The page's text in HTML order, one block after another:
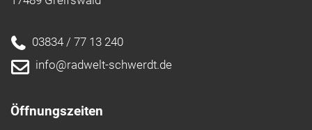
Rahmengröße: M
Rahmenmaterial: Aluminium
Gangschaltung: Shimano Nexus, 8fach
Getriebenabe
03834 / 77 13 240
info@radwelt-schwerdt.de
Öffnungszeiten